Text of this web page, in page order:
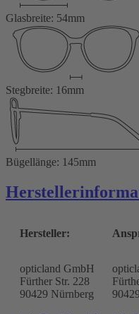
Glasbreite: 54mm
Stegbreite: 16mm
Bügellänge: 145mm
Hersteller:
opticland GmbH
Fürther Str. 228
90429 Nürnberg